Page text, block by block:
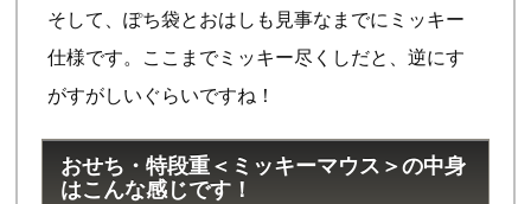
そして、ぽち袋とおはしも見事なまでにミッキー
仕様です。ここまでミッキー尽くしだと、逆にす
がすがしいぐらいですね！
おせち・特段重＜ミッキーマウス＞の中身
はこんな感じです！